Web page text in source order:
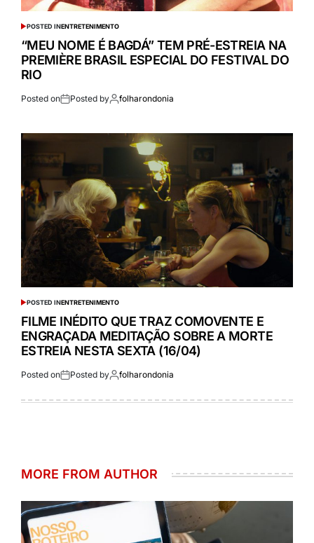
POSTED INENTRETENIMENTO
“MEU NOME É BAGDÁ” TEM PRÉ-ESTREIA NA
PREMIÈRE BRASIL ESPECIAL DO FESTIVAL DO
RIO
Posted on Posted by folharondonia
POSTED INENTRETENIMENTO
FILME INÉDITO QUE TRAZ COMOVENTE E
ENGRAÇADA MEDITAÇÃO SOBRE A MORTE
ESTREIA NESTA SEXTA (16/04)
Posted on Posted by folharondonia
MORE FROM AUTHOR